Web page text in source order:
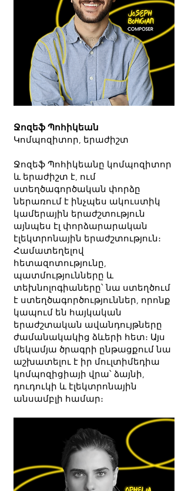
Ջոզեֆ Պոհիկեան
Կոմպոզիտոր, երաժիշտ
Ջոզեֆ Պոհիկեանը կոմպոզիտոր
և երաժիշտ է, ում
ստեղծագործական փորձը
ներառում է ինչպես ակուստիկ
կամերային երաժշտություն
այնպես էլ փորձարարական
էլեկտրոնային երաժշտություն։
Համատեղելով
հետազոտությունը,
պատմությունները և
տեխնոլոգիաները՝ նա ստեղծում
է ստեղծագործություններ, որոնք
կապում են հայկական
երաժշտական ​​ավանդույթները
ժամանակակից ձևերի հետ։ Այս
մեկամյա ծրագրի ընթացքում նա
աշխատելու է իր մուլտիմեդիա
կոմպոզիցիայի վրա՝ ձայնի,
դուդուկի և էլեկտրոնային
անսամբլի համար։